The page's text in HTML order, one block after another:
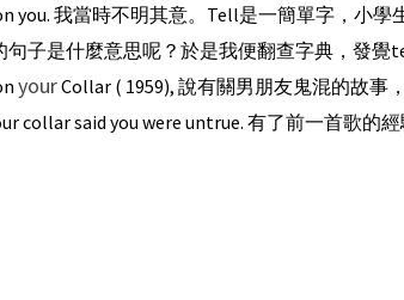
you. 我當時不明其意。Tell是一簡單字，小
句子是什麼意思呢？於是我便翻查字典，發
yourCollar ( 1959), 說有關男朋友鬼混的故事
collar said you were untrue. 有了前一首歌的